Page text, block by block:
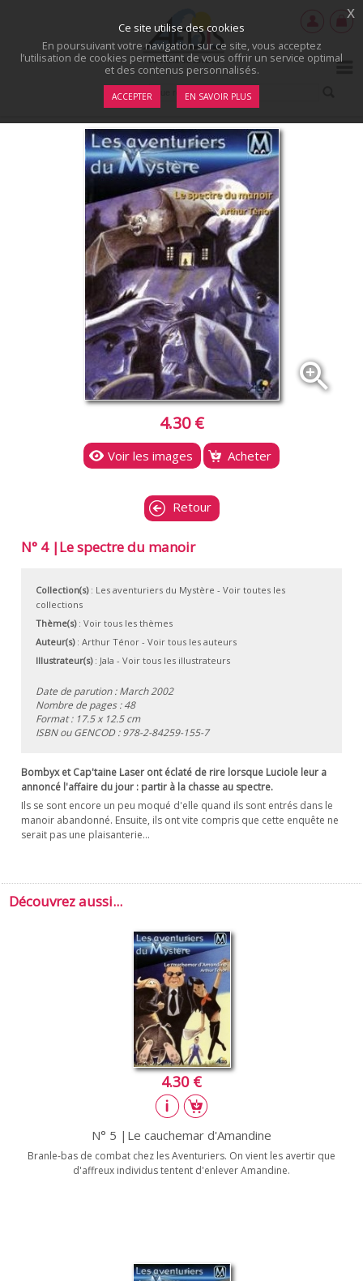
zoom_in
4.30 €
Voir les images Acheter
Retour
N° 4 |Le spectre du manoir
Collection(s): Les aventuriers du Mystère - Voir toutes les
collections
Thème(s): Voir tous les thèmes
Auteur(s): Arthur Ténor- Voir tous les auteurs
Illustrateur(s): Jala - Voir tous les illustrateurs
Date de parution : March 2002
Nombre de pages : 48
Format : 17.5 x 12.5 cm
ISBN ou GENCOD :978-2-84259-155-7
Bombyx et Cap'taine Laser ont éclaté de rire lorsque Luciole leur a
annoncé l'affaire du jour : partir à la chasse au spectre.
Ils se sont encore un peu moqué d'elle quand ils sont entrés dans le
manoir abandonné. Ensuite, ils ont vite compris que cette enquête ne
serait pas une plaisanterie…
Découvrez aussi...
4.30 €
N° 5 |Le cauchemar d'Amandine
Branle-bas de combat chez les Aventuriers. On vient les avertir que
d'affreux individus tentent d'enlever Amandine.
Ce site utilise des cookies
En poursuivant votre navigation sur ce site, vous acceptez
l’utilisation de cookies permettant de vous offrir un service optimal
et des contenus personnalisés.
ACCEPTER EN SAVOIR PLUS
x